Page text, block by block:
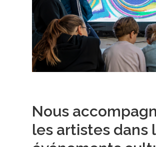
Nous
les artistes dans